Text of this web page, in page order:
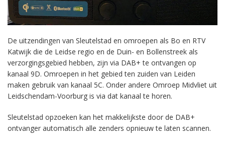
De uitzendingen van Sleutelstad en omroepen als Bo en RTV
Katwijk die de Leidse regio en de Duin- en Bollenstreek als
verzorgingsgebied hebben, zijn via DAB+ te ontvangen op
kanaal 9D. Omroepen in het gebied ten zuiden van Leiden
maken gebruik van kanaal 5C. Onder andere Omroep Midvliet uit
Leidschendam-Voorburg is via dat kanaal te horen.
Sleutelstad opzoeken kan het makkelijkste door de DAB+
ontvanger automatisch alle zenders opnieuw te laten scannen.